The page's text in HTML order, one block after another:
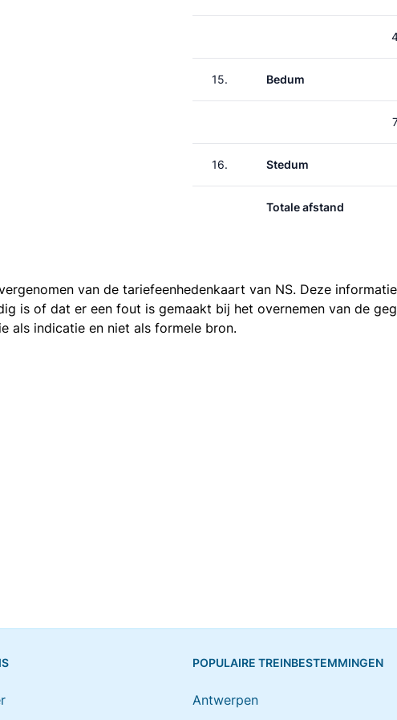
15. Bedum
16. Stedum
Totale afstand
van de tariefeenhedenkaart van NS. Deze
is of dat er een fout is gemaakt bij het overnemen van de
als indicatie en niet als formele bron.
POPULAIRE TREINBESTEMMINGEN
Antwerpen